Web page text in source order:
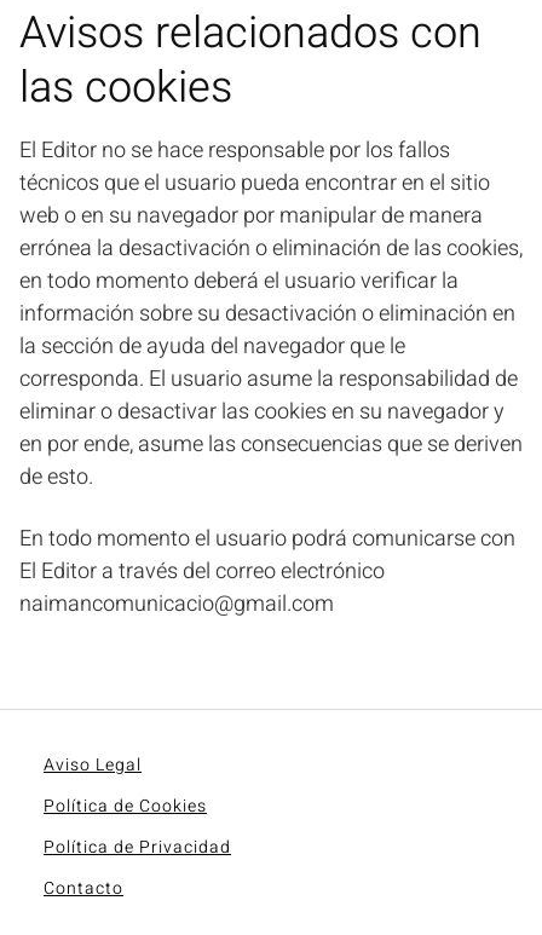
Avisos relacionados con
las cookies
El Editor no se hace responsable por los fallos
técnicos que el usuario pueda encontrar en el sitio
web o en su navegador por manipular de manera
errónea la desactivación o eliminación de las cookies,
en todo momento deberá el usuario verificar la
información sobre su desactivación o eliminación en
la sección de ayuda del navegador que le
corresponda. El usuario asume la responsabilidad de
eliminar o desactivar las cookies en su navegador y
en por ende, asume las consecuencias que se deriven
de esto.
En todo momento el usuario podrá comunicarse con
El Editor a través del correo electrónico
naimancomunicacio@gmail.com
Aviso Legal
Política de Cookies
Política de Privacidad
Contacto